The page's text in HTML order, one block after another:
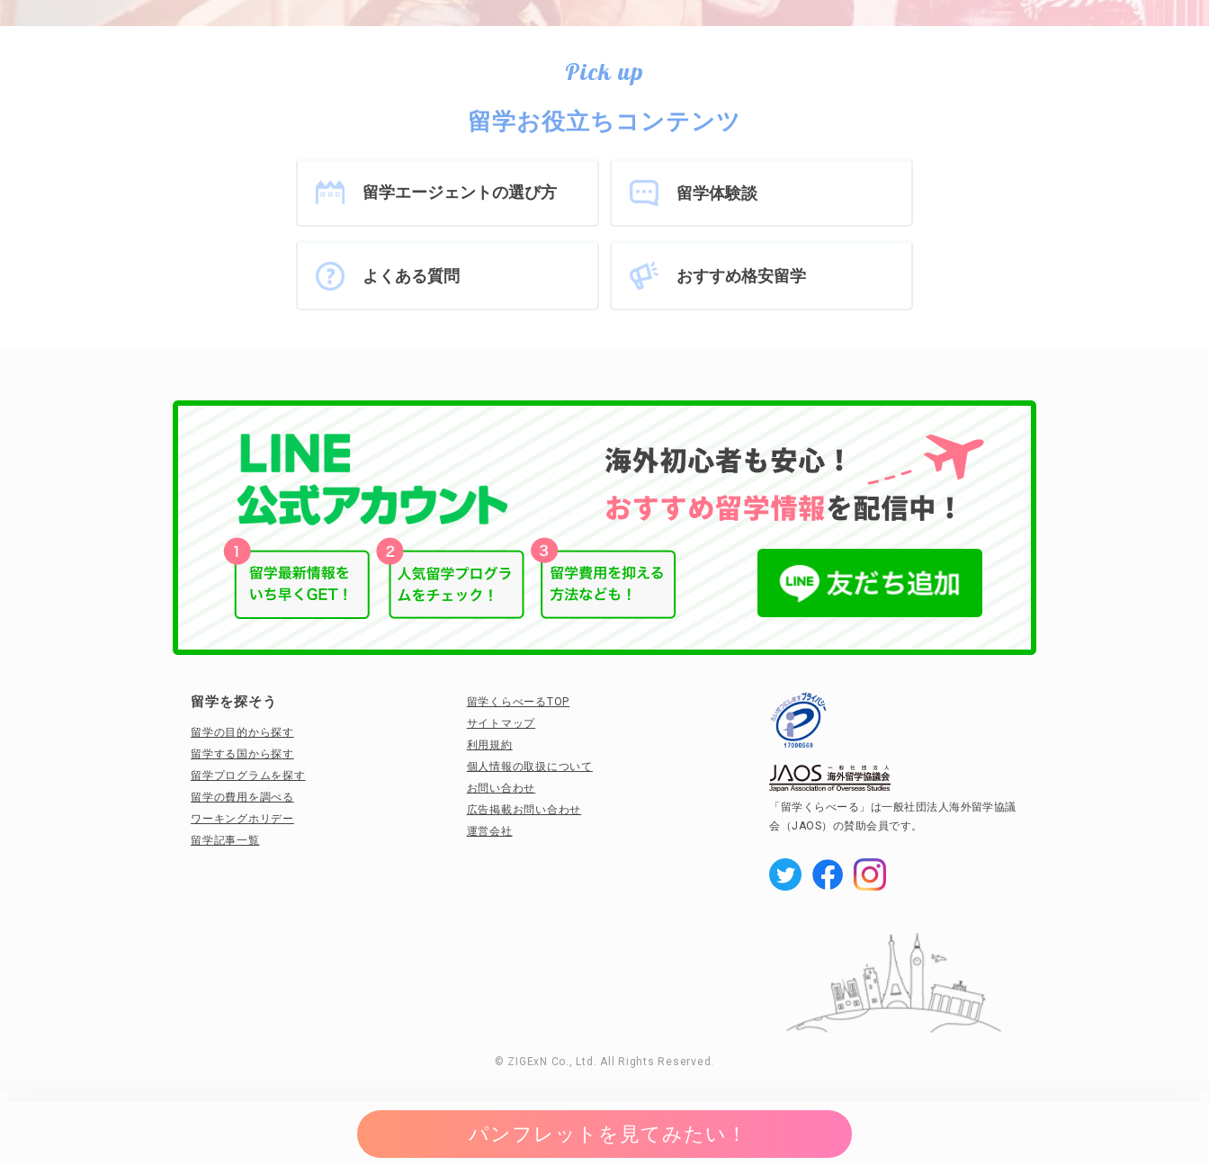
パンフレットを見てみたい！
Pick up
留学お役立ちコンテンツ
留学エージェントの選び方 留学体験談
よくある質問 おすすめ格安留学
留学を探そう
留学の目的から探す
留学する国から探す
留学プログラムを探す
留学の費用を調べる
ワーキングホリデー
留学記事一覧
留学くらべーるTOP
サイトマップ
利用規約
個人情報の取扱について
お問い合わせ
広告掲載お問い合わせ
運営会社
「留学くらべーる」は一般社団法人海外留学協議
会（JAOS）の賛助会員です。
© ZIGExN Co., Ltd. All Rights Reserved.